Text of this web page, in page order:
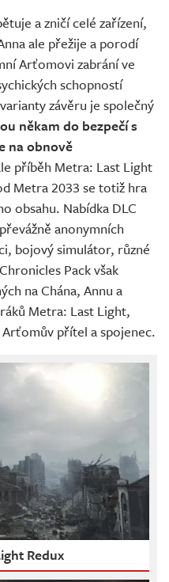
a zničí celé zařízení,
ale přežije a porodí
Arťomovi zabrání ve
schopností
závěru je společný
někam do bezpečí s
na obnově
příběh Metra: Last Light
Metra 2033 se totiž hra
obsahu. Nabídka DLC
anonymních
bojový simulátor, různé
Pack však
na Chána, Annu a
Metra: Last Light,
přítel a spojenec.
Redux